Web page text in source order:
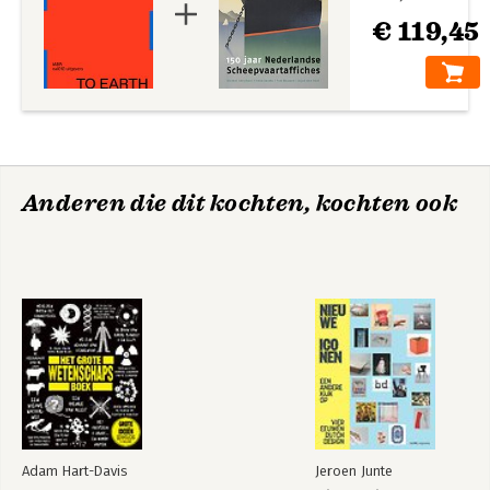
Atelier Droogte in de Delta: Studio Marco
VermeulenWaterschool M4H+: Studio Makkink & BeyIABR–
Atelier Dordrecht: West 8, VenhoevenCS
architecture+urbanism, PosadMaxwan, EGM architecten en
Studio Donna van Milligen Bielke o.l.v. Adriaan Geuze
€ 119,45
Anderen die dit kochten, kochten ook
Adam Hart-Davis Jeroen Junte